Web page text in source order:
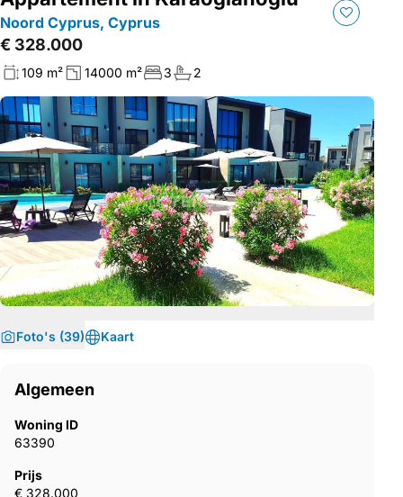
Noord Cyprus, Cyprus
€ 328.000
109 m² 14000 m² 3 2
Foto's (39) Kaart
Algemeen
Woning ID
63390
Prijs
€ 328.000